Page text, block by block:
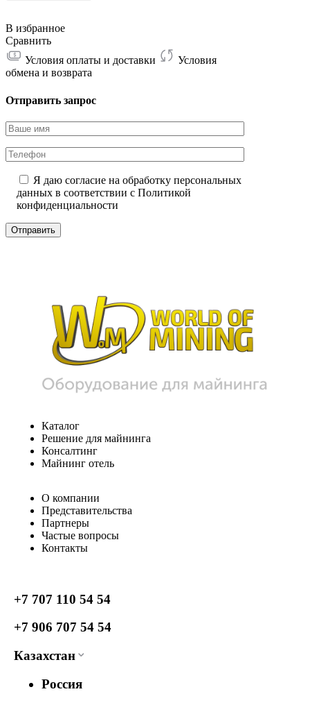
В избранное
Сравнить
Условия оплаты и доставки
Условия
обмена и возврата
Отправить запрос
Я даю согласие на обработку персональных
данных в соответствии с Политикой
конфиденциальности
Каталог
Решение для майнинга
Консалтинг
Майнинг отель
О компании
Представительства
Партнеры
Частые вопросы
Контакты
+7 707 110 54 54
+7 906 707 54 54
Казахстан
Россия